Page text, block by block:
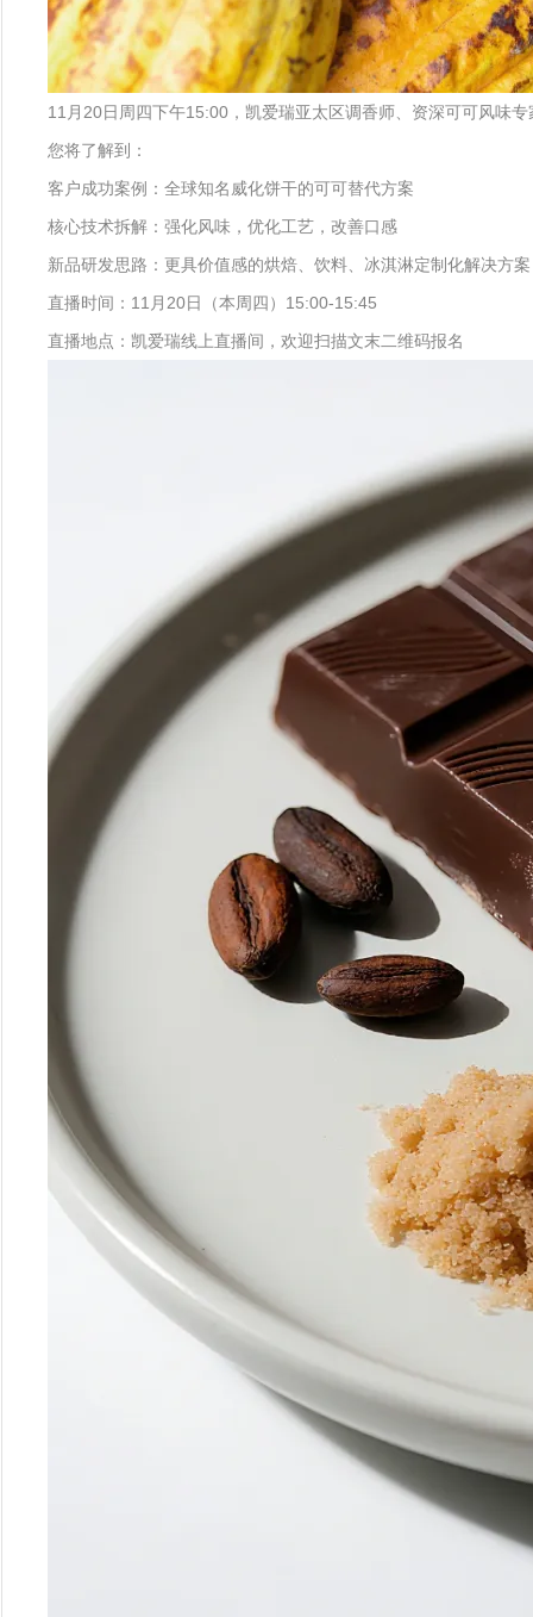
11月20日周四下午15:00，凯爱瑞亚太区调香师、资深可可风味
您将了解到：
客户成功案例：全球知名威化饼干的可可替代方案
核心技术拆解：强化风味，优化工艺，改善口感
新品研发思路：更具价值感的烘焙、饮料、冰淇淋定制化解决方案
直播时间：11月20日（本周四）15:00-15:45
直播地点：凯爱瑞线上直播间，欢迎扫描文末二维码报名